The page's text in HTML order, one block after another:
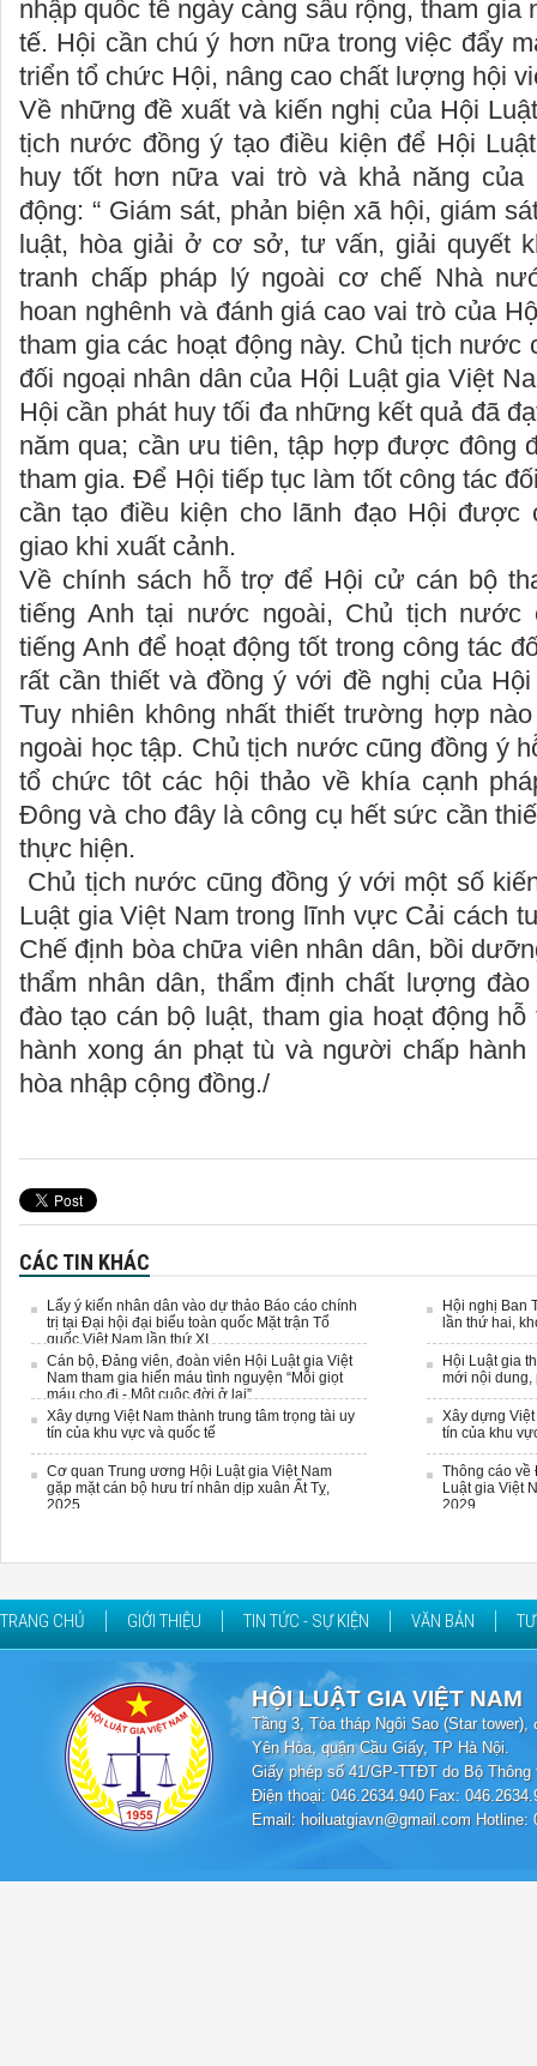
nhập quốc tế ngày càng sâu rộng, tham gia
tế. Hội cần chú ý hơn nữa trong việc đẩy
triển tổ chức Hội, nâng cao chất lượng hội
Về những đề xuất và kiến nghị của Hội
tịch nước đồng ý tạo điều kiện để Hội
huy tốt hơn nữa vai trò và khả năng của
động: “ Giám sát, phản biện xã hội, giám
luật, hòa giải ở cơ sở, tư vấn, giải quyết
tranh chấp pháp lý ngoài cơ chế Nhà
hoan nghênh và đánh giá cao vai trò của
tham gia các hoạt động này. Chủ tịch nước
đối ngoại nhân dân của Hội Luật gia Việt
Hội cần phát huy tối đa những kết quả đã
năm qua; cần ưu tiên, tập hợp được đông
tham gia. Để Hội tiếp tục làm tốt công tác
cần tạo điều kiện cho lãnh đạo Hội được
giao khi xuất cảnh.
Về chính sách hỗ trợ để Hội cử cán bộ
tiếng Anh tại nước ngoài, Chủ tịch nước
tiếng Anh để hoạt động tốt trong công tác
rất cần thiết và đồng ý với đề nghị của
Tuy nhiên không nhất thiết trường hợp
ngoài học tập. Chủ tịch nước cũng đồng ý
tổ chức tôt các hội thảo về khía cạnh
Đông và cho đây là công cụ hết sức cần
thực hiện.
Chủ tịch nước cũng đồng ý với một số
Luật gia Việt Nam trong lĩnh vực Cải cách
Chế định bòa chữa viên nhân dân, bồi
thẩm nhân dân, thẩm định chất lượng
đào tạo cán bộ luật, tham gia hoạt động
hành xong án phạt tù và người chấp
hòa nhập cộng đồng./
CÁC TIN KHÁC
Lấy ý kiến nhân dân vào dự thảo Báo cáo chính
trị tại Đại hội đại biểu toàn quốc Mặt trận Tổ
quốc Việt Nam lần thứ XI
Cán bộ, Đảng viên, đoàn viên Hội Luật gia Việt
Nam tham gia hiến máu tình nguyện “Mỗi giọt
máu cho đi - Một cuộc đời ở lại”
Xây dựng Việt Nam thành trung tâm trọng tài uy
tín của khu vực và quốc tế
Cơ quan Trung ương Hội Luật gia Việt Nam
gặp mặt cán bộ hưu trí nhân dịp xuân Ất Tỵ,
2025
Hội nghị Ban
lần thứ hai,
Hội Luật gia
mới nội dung,
Xây dựng
tín của khu
Thông cáo
Luật gia Việt
2029
TRANG CHỦ GIỚI THIỆU TIN TỨC - SỰ KIỆN VĂN BẢN
HỘI LUẬT GIA VIỆT NAM
Tầng 3, Tòa tháp Ngôi Sao (Star
Yên Hòa, quận Cầu Giấy, TP Hà Nội.
Giấy phép số 41/GP-TTĐT do Bộ
Điện thoại: 046.2634.940 Fax:
Email: hoiluatgiavn@gmail.com Hotline: